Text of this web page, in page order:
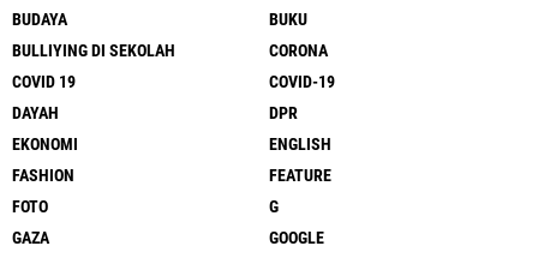
BUDAYA
BUKU
BULLIYING DI SEKOLAH
CORONA
COVID 19
COVID-19
DAYAH
DPR
EKONOMI
ENGLISH
FASHION
FEATURE
FOTO
G
GAZA
GOOGLE